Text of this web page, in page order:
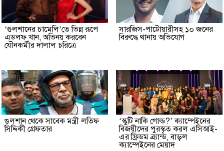
‘গুলশানের চামেলি’তে ভিন্ন রূপে
এডলফ খান, অভিনয় করবেন
যৌনকর্মীর দালাল চরিত্রে
সারজিস-পাটোয়ারীসহ ১০ জনের
বিরুদ্ধে থানায় অভিযোগ
গুলশান থেকে সাবেক মন্ত্রী লতিফ
সিদ্দিকী গ্রেফতার
‘স্কুটি নাকি গোল্ড?’ ক্যাম্পেইনের
বিজয়ীদের পুরস্কৃত করল এসিআই-
এর ফ্রিডম ব্র্যান্ড, বাড়ল
ক্যাম্পেইনের মেয়াদ